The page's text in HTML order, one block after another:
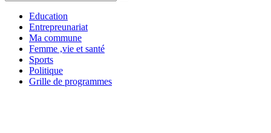
Education
Entrepreunariat
Ma commune
Femme ,vie et santé
Sports
Politique
Grille de programmes